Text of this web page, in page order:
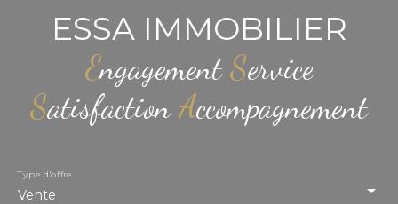
ESSA IMMOBILIER
EngagementService
SatisfactionAccompagnement
Vente
Type d'offre